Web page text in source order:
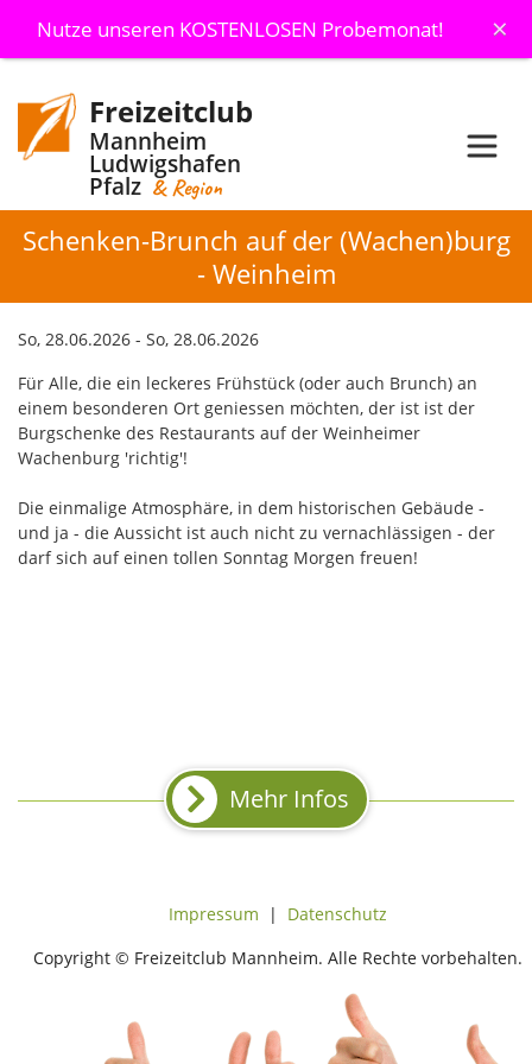
Nutze unseren KOSTENLOSEN Probemonat! ×
Freizeitclub
Mannheim
Ludwigshafen
Pfalz & Region
Schenken-Brunch auf der (Wachen)burg
- Weinheim
So, 28.06.2026 - So, 28.06.2026
Für Alle, die ein leckeres Frühstück (oder auch Brunch) an
einem besonderen Ort geniessen möchten, der ist ist der
Burgschenke des Restaurants auf der Weinheimer
Wachenburg 'richtig'!
Die einmalige Atmosphäre, in dem historischen Gebäude -
und ja - die Aussicht ist auch nicht zu vernachlässigen - der
darf sich auf einen tollen Sonntag Morgen freuen!
Mehr Infos
Impressum | Datenschutz
Copyright © Freizeitclub Mannheim. Alle Rechte vorbehalten.